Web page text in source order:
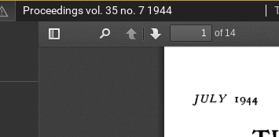
Proceedings vol. 35 no. 7 1944